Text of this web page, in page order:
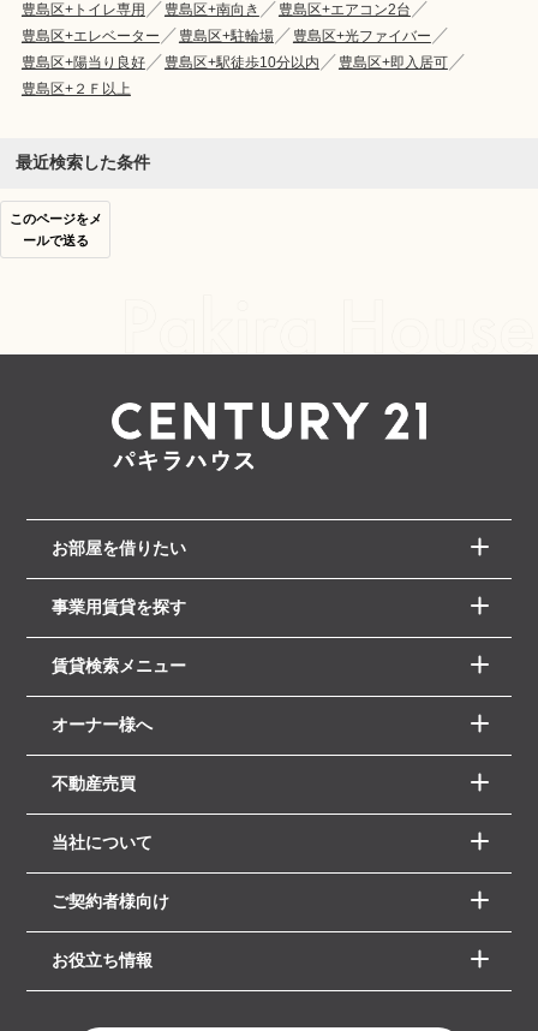
豊島区+トイレ専用 豊島区+南向き
豊島区+エアコン2台
豊島区+エレベーター
豊島区+駐輪場
豊島区+光ファイバー
豊島区+陽当り良好
豊島区+駅徒歩10分以内
豊島区+即入居可
豊島区+２Ｆ以上
最近検索した条件
このページをメ
ールで送る
お部屋を借りたい
事業用賃貸を探す
賃貸検索メニュー
オーナー様へ
不動産売買
当社について
ご契約者様向け
お役立ち情報